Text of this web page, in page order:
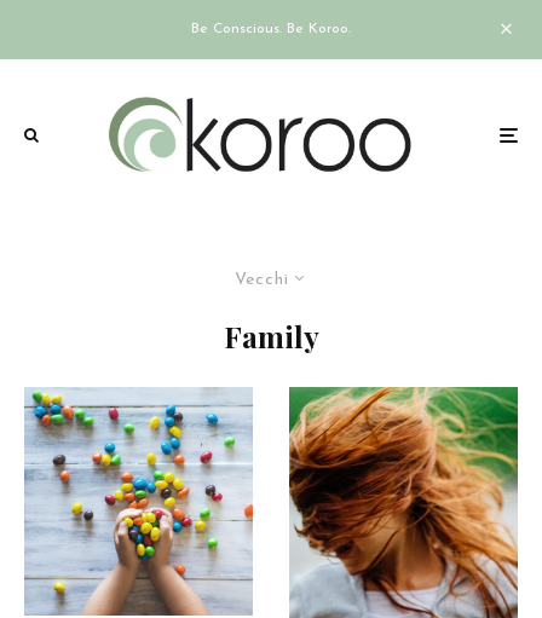
Be Conscious. Be Koroo.
Vecchi
Family